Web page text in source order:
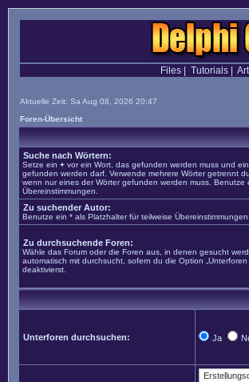
Files| Tutorials|
Aktuelle Zeit: Sa Aug 08, 2026 20:47
Foren-Übersicht
Suche nach Wörtern:
Setze ein + vor ein Wort, das gefunden werden muss und ein
gefunden werden darf. Verwende mehrere Wörter getrennt
wenn nur eines der Wörter gefunden werden muss. Benutze
Übereinstimmungen.
Zu suchender Autor:
Benutze ein * als Platzhalter für teilweise Übereinstimmungen.
Zu durchsuchende Foren:
Wähle das Forum oder die Foren aus, in denen gesucht
automatisch mit durchsucht, sofern du die Option
deaktivierst.
Unterforen durchsuchen: Ja